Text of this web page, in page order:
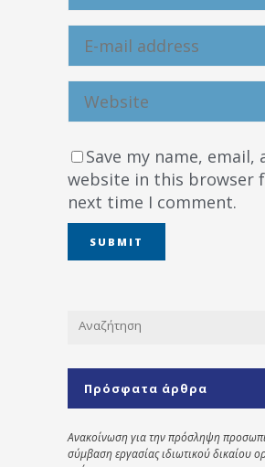
Save my name, email,
website in this browser
next time I comment.
Πρόσφατα άρθρα
Ανακοίνωση για την πρόσληψη
σύμβαση εργασίας ιδιωτικού δικαίου